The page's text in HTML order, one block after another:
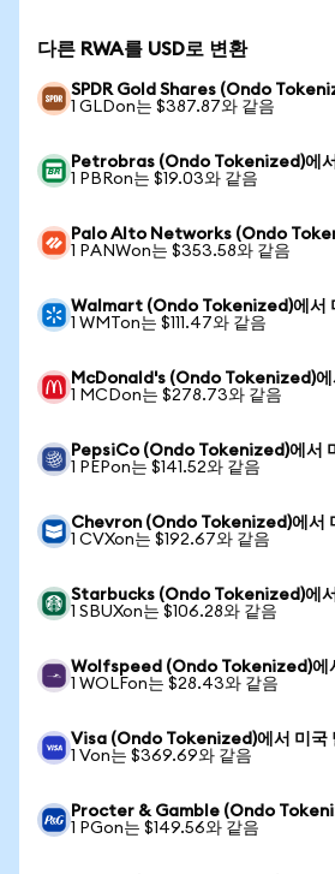
다른 RWA를 USD로 변환
SPDR Gold Shares (Ondo
1 GLDon는 $387.87와 같음
Petrobras (Ondo Tokenized)에서
1 PBRon는 $19.03와 같음
Palo Alto Networks (Ondo
1 PANWon는 $353.58와 같음
Walmart (Ondo Tokenized)에서
1 WMTon는 $111.47와 같음
McDonald's (Ondo Tokenized)에
1 MCDon는 $278.73와 같음
PepsiCo (Ondo Tokenized)에서
1 PEPon는 $141.52와 같음
Chevron (Ondo Tokenized)에서
1 CVXon는 $192.67와 같음
Starbucks (Ondo Tokenized)에서
1 SBUXon는 $106.28와 같음
Wolfspeed (Ondo Tokenized)에
1 WOLFon는 $28.43와 같음
Visa (Ondo Tokenized)에서 미국
1 Von는 $369.69와 같음
Procter & Gamble (Ondo
1 PGon는 $149.56와 같음